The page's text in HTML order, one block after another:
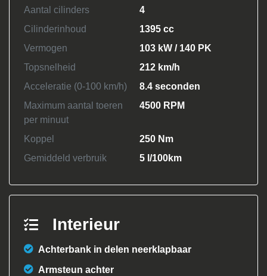
Aantal cilinders
4
Cilinderinhoud
1395 cc
Vermogen
103 kW / 140 PK
Topsnelheid
212 km/h
Acceleratie (0-100 km/h)
8.4 seconden
Maximum aantal toeren
per minuut
4500 RPM
Koppel
250 Nm
Gemiddeld verbruik
5 l/100km
Interieur
Achterbank in delen neerklapbaar
Armsteun achter